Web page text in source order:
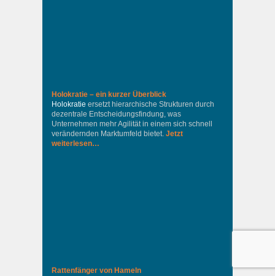
Holokratie – ein kurzer Überblick
Holokratie ersetzt hierarchische Strukturen durch
dezentrale Entscheidungsfindung, was
Unternehmen mehr Agilität in einem sich schnell
verändernden Marktumfeld bietet. Jetzt
weiterlesen…
Rattenfänger von Hameln